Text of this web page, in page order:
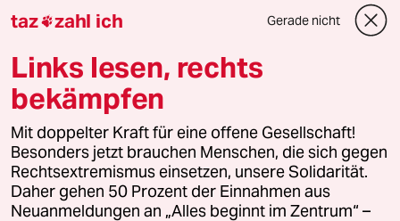
Downloads für Abonnierende
© 2026 taz Verlags und Vertriebs GmbH
Alle Rechte vorbehalten. Bei rechtlichen Fragen oder für Genehmigungen
wenden Sie sich bitte an lizenzen@taz.de
Feedback Redaktionsstatut Kommune-Richtlinien
taz zahl ich Gerade nicht
Links lesen, rechts
bekämpfen
Mit doppelter Kraft für eine offene Gesellschaft!
Besonders jetzt brauchen Menschen, die sich gegen
Rechtsextremismus einsetzen, unsere Solidarität.
Daher gehen 50 Prozent der Einnahmen aus
Neuanmeldungen an „Alles beginnt im Zentrum“ –